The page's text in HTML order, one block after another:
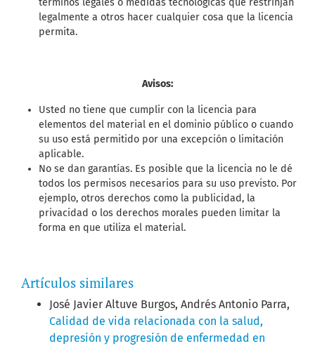
términos legales o medidas tecnológicas que restrinjan
legalmente a otros hacer cualquier cosa que la licencia
permita.
Avisos:
Usted no tiene que cumplir con la licencia para
elementos del material en el dominio público o cuando
su uso está permitido por una excepción o limitación
aplicable.
No se dan garantías. Es posible que la licencia no le dé
todos los permisos necesarios para su uso previsto. Por
ejemplo, otros derechos como la publicidad, la
privacidad o los derechos morales pueden limitar la
forma en que utiliza el material.
Artículos similares
José Javier Altuve Burgos, Andrés Antonio Parra,
Calidad de vida relacionada con la salud,
depresión y progresión de enfermedad en